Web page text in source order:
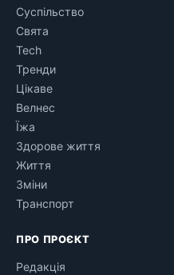
Суспільство
Свята
Tech
Тренди
Цікаве
Велнес
Їжа
Здорове життя
Життя
Зміни
Транспорт
ПРО ПРОЄКТ
Редакція